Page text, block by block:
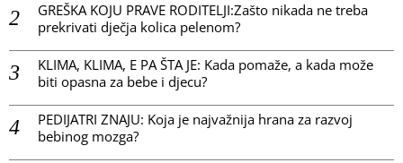
GREŠKA KOJU PRAVE RODITELJI:Zašto nikada ne treba
prekrivati dječja kolica pelenom?
KLIMA, KLIMA, E PA ŠTA JE: Kada pomaže, a kada može
biti opasna za bebe i djecu?
PEDIJATRI ZNAJU: Koja je najvažnija hrana za razvoj
bebinog mozga?